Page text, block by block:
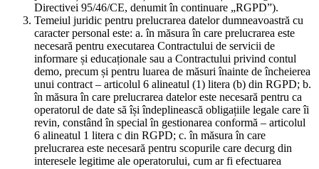
Directivei 95/46/CE, denumit în continuare „RGPD”).
Temeiul juridic pentru prelucrarea datelor dumneavoastră cu
caracter personal este: a. în măsura în care prelucrarea este
necesară pentru executarea Contractului de servicii de
informare și educaționale sau a Contractului privind contul
demo, precum și pentru luarea de măsuri înainte de încheierea
unui contract – articolul 6 alineatul (1) litera (b) din RGPD; b.
în măsura în care prelucrarea datelor este necesară pentru ca
operatorul de date să își îndeplinească obligațiile legale care îi
revin, constând în special în gestionarea conformă – articolul
6 alineatul 1 litera c din RGPD; c. în măsura în care
prelucrarea este necesară pentru scopurile care decurg din
interesele legitime ale operatorului, cum ar fi efectuarea